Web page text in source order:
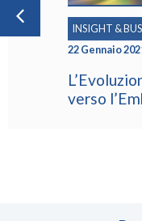
INSIGHT &
22 Gennaio
verso